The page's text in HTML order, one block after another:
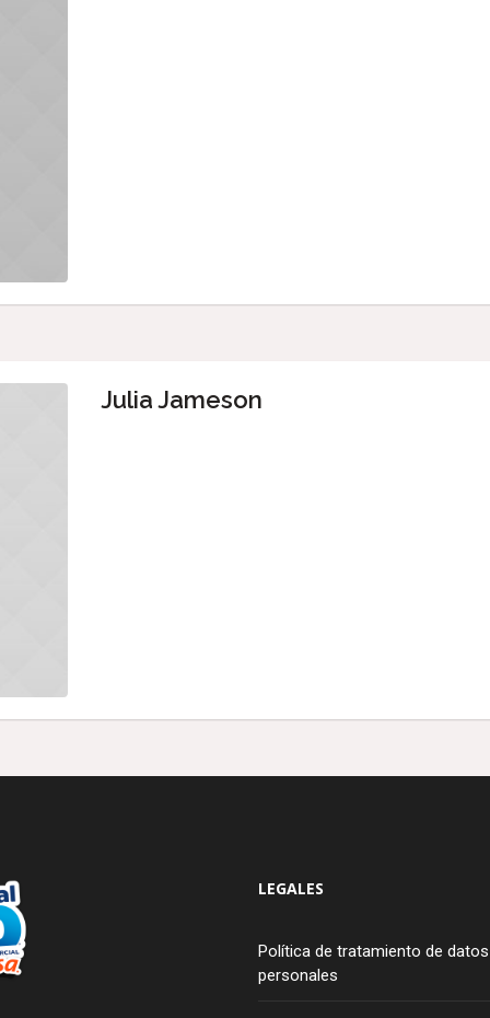
Julia Jameson
LEGALES
Política de tratamiento de datos
personales